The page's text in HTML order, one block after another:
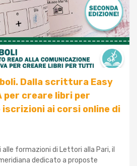
Dalla scrittura Easy
per creare libri per
ai corsi online di
alle formazioni di Lettori alla Pari, il
dedicato a proposte